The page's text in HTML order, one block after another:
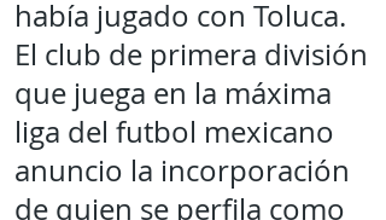
había jugado con Toluca.
El club de primera división
que juega en la máxima
liga del futbol mexicano
anuncio la incorporación
de quien se perfila como